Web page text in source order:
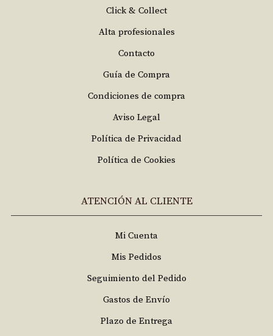
Click & Collect
Alta profesionales
Contacto
Guía de Compra
Condiciones de compra
Aviso Legal
Política de Privacidad
Política de Cookies
ATENCIÓN AL CLIENTE
Mi Cuenta
Mis Pedidos
Seguimiento del Pedido
Gastos de Envío
Plazo de Entrega